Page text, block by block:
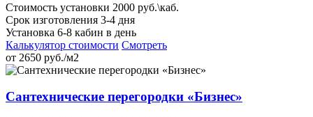
Стоимость установки 2000 руб.\каб.
Срок изготовления 3-4 дня
Установка 6-8 кабин в день
Калькулятор стоимости Смотреть
от 2650 руб./м2
Сантехнические перегородки «Бизнес»